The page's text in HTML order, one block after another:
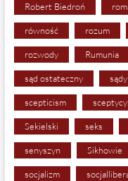
Robert Biedroń
równość rozum
rozwody Rumunia
sąd ostateczny sądy
scepticism
Sekielski seks
senyszyn Sikhowie
socjalizm